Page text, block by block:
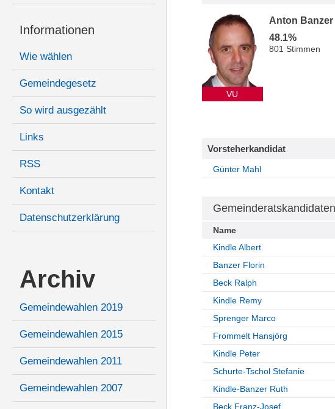
Informationen
Wie wählen
Gemeindegesetz
So wird ausgezählt
Links
RSS
Kontakt
Datenschutzerklärung
Archiv
Gemeindewahlen 2019
Gemeindewahlen 2015
Gemeindewahlen 2011
Gemeindewahlen 2007
VU
Anton Banzer
48.1%
801 Stimmen
Vorsteherkandidat
Günter Mahl
Gemeinderatskandidaten
Name
Kindle Albert
Banzer Florin
Beck Ralph
Kindle Remy
Sprenger Marco
Frommelt Hansjörg
Kindle Peter
Schurte-Tschol Stefanie
Kindle-Banzer Ruth
Beck Franz-Josef